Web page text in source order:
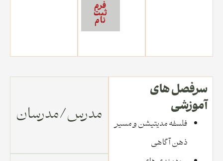
فرم
ثبت
نام
مدرس/مدرسان
سرفصل های
آموزشی
فلسفه مدیتیشن و مسیر
ذهن آگاهی